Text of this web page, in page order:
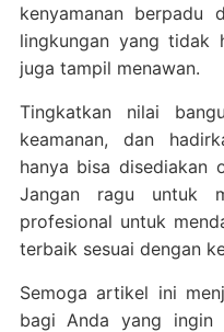
kenyamanan berpadu
lingkungan yang tidak
juga tampil menawan.
Tingkatkan nilai
keamanan, dan
hanya bisa disediakan
Jangan ragu untuk
profesional untuk
terbaik sesuai dengan
Semoga artikel ini
bagi Anda yang ingin